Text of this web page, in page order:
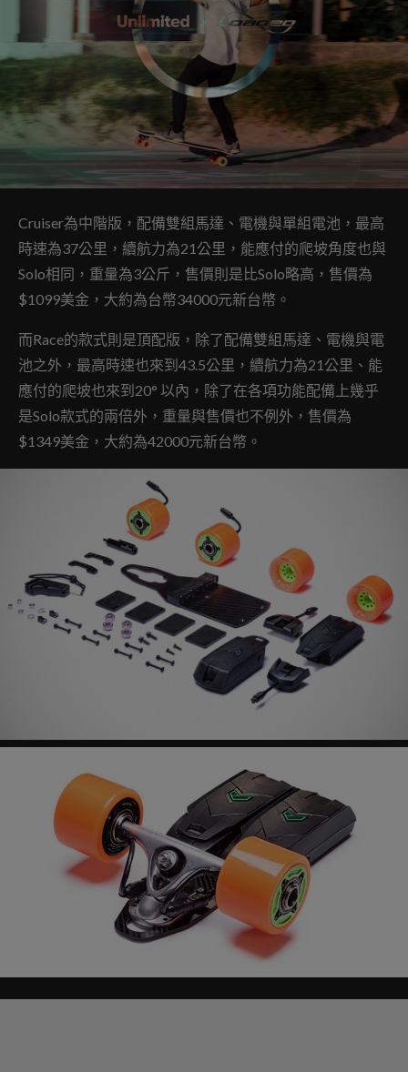
Cruiser為中階版，配備雙組馬達、電機與單組電池，最高
時速為37公里，續航力為21公里，能應付的爬坡角度也與
Solo相同，重量為3公斤，售價則是比Solo略高，售價為
$1099美金，大約為台幣34000元新台幣。
而Race的款式則是頂配版，除了配備雙組馬達、電機與電
池之外，最高時速也來到43.5公里，續航力為21公里、能
應付的爬坡也來到20° 以內，除了在各項功能配備上幾乎
是Solo款式的兩倍外，重量與售價也不例外，售價為
$1349美金，大約為42000元新台幣。